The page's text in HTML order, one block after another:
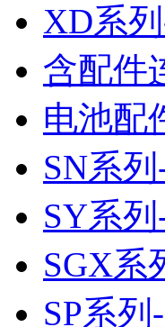
XD系
含配件
电池配
SN系
SY系
SGX系
SP系